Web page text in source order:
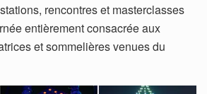
rencontres et masterclasses
entièrement consacrée aux
et sommelières venues du